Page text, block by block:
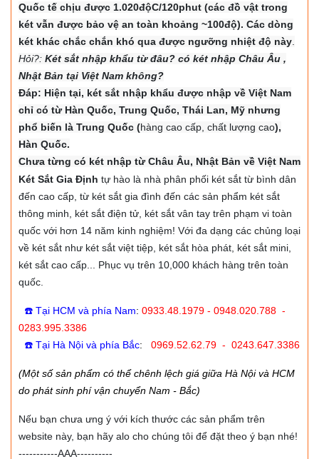
Quốc tế chịu được 1.020độC/120phut (các đồ vật trong
két vẫn được bảo vệ an toàn khoảng ~100độ). Các dòng
két khác chắc chắn khó qua được ngưỡng nhiệt độ này
Hỏi?: Két sắt nhập khẩu từ đâu? có két nhập Châu Âu ,
Nhật Bản tại Việt Nam không?
Đáp: Hiện tại, két sắt nhập khẩu được nhập về Việt Nam
chỉ có từ Hàn Quốc, Trung Quốc, Thái Lan, Mỹ nhưng
phổ biến là Trung Quốc (hàng cao cấp, chất lượng cao),
Hàn Quốc.
Chưa từng có két nhập từ Châu Âu, Nhật Bản về Việt Nam
Két Sắt Gia Định tự hào là nhà phân phối két sắt từ bình dân
đến cao cấp, từ két sắt gia đình đến các sản phẩm két sắt
thông minh, két sắt điện tử, két sắt vân tay trên phạm vi toàn
quốc với hơn 14 năm kinh nghiệm! Với đa dạng các chủng loại
về két sắt như két sắt việt tiệp, két sắt hòa phát, két sắt mini,
két sắt cao cấp... Phục vụ trên 10,000 khách hàng trên toàn
quốc.
☎️ Tại HCM và phía Nam: 0933.48.1979 - 0948.020.788 -
0283.995.3386
☎️ Tại Hà Nội và phía Bắc: 0969.52.62.79 - 0243.647.3386
(Một số sản phẩm có thể chênh lệch giá giữa Hà Nội và HCM
do phát sinh phí vận chuyển Nam - Bắc)
Nếu bạn chưa ưng ý với kích thước các sản phẩm trên
website này, bạn hãy alo cho chúng tôi để đặt theo ý bạn nhé!
-----------AAA----------